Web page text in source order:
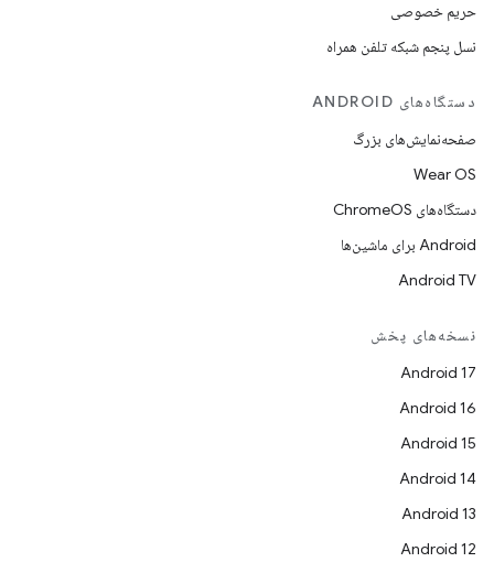
حریم خصوصی
نسل پنجم شبکه تلفن همراه
دستگاه‌های ANDROID
صفحه‌نمایش‌های بزرگ
Wear OS
دستگاه‌های ChromeOS
Android برای ماشین‌ها
Android TV
نسخه‌های پخش
Android 17
Android 16
Android 15
Android 14
Android 13
Android 12